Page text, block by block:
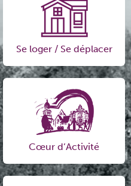
Se loger / Se déplacer
Cœur d’Activité